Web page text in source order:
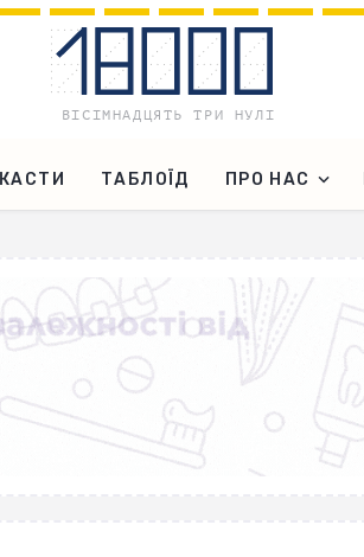
ТАБЛОЇД ПРО НАС